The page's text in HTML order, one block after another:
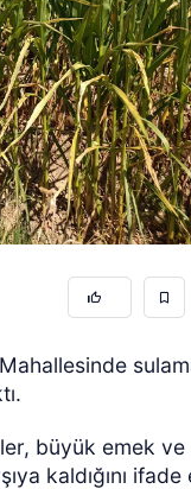
Mahallesinde
büyük emek
kaldığını